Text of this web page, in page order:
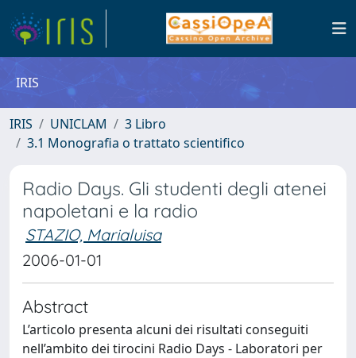
IRIS
IRIS UNICLAM
3 Libro
3.1 Monografia o trattato scientifico
Radio Days. Gli studenti degli atenei
napoletani e la radio
STAZIO, Marialuisa
2006-01-01
Abstract
L’articolo presenta alcuni dei risultati conseguiti
nell’ambito dei tirocini Radio Days - Laboratori per